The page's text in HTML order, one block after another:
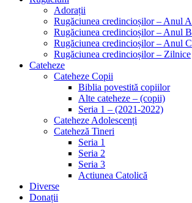
Adorații
Rugăciunea credincioșilor – Anul A
Rugăciunea credincioșilor – Anul B
Rugăciunea credincioșilor – Anul C
Rugăciunea credincioșilor – Zilnice
Cateheze
Cateheze Copii
Biblia povestită copiilor
Alte cateheze – (copii)
Seria 1 – (2021-2022)
Cateheze Adolescenți
Cateheză Tineri
Seria 1
Seria 2
Seria 3
Actiunea Catolică
Diverse
Donații